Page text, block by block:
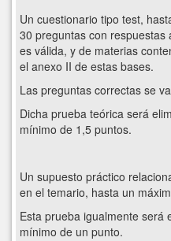
Un cuestionario tipo test,
30 preguntas con
es válida, y de materias
el anexo II de estas bases.
Las preguntas correctas se
Dicha prueba teórica será
mínimo de 1,5 puntos.
Un supuesto práctico
en el temario, hasta un
Esta prueba igualmente será
mínimo de un punto.